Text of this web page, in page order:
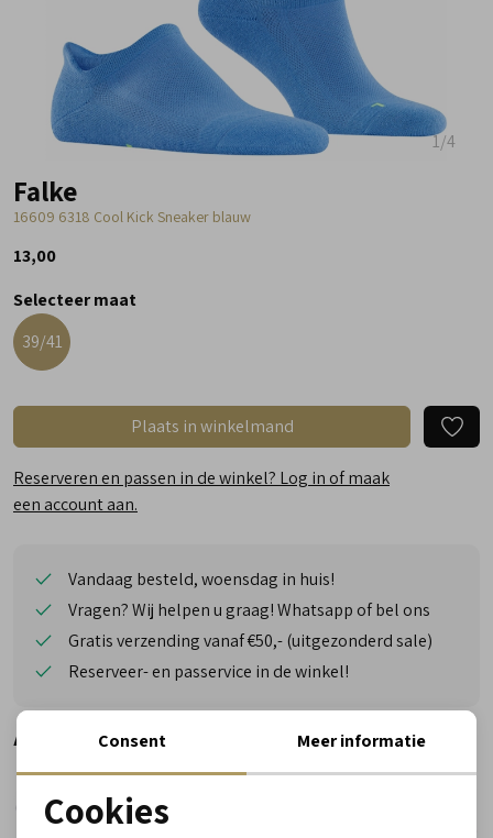
1/4
Falke
16609 6318 Cool Kick Sneaker blauw
13,00
Selecteer maat
39/41
Plaats in winkelmand
Reserveren en passen in de winkel? Log in of maak
een account aan.
Vandaag besteld, woensdag in huis!
Vragen? Wij helpen u graag! Whatsapp of bel ons
Gratis verzending vanaf €50,- (uitgezonderd sale)
Reserveer- en passervice in de winkel!
Alternatieve kleuren
Noodzakelijke cookies
Consent Meer informatie
Cookies